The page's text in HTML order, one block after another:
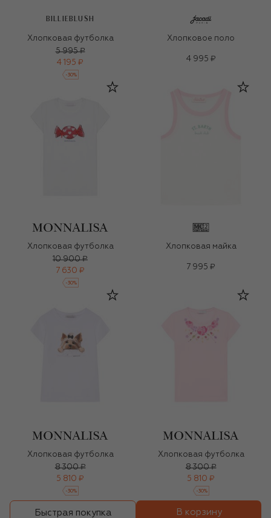
BILLIEBLUSH
Хлопковая футболка
5 995 ₽
4 195 ₽
-30%
Хлопковое поло
4 995 ₽
Хлопковая футболка
10 900 ₽
7 630 ₽
-30%
Хлопковая майка
7 995 ₽
Хлопковая футболка
8 300 ₽
5 810 ₽
-30%
Хлопковая футболка
8 300 ₽
5 810 ₽
-30%
Быстрая покупка В корзину